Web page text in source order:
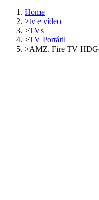
Home
>tv e vídeo
>TVs
>TV Portátil
>AMZ. Fire TV